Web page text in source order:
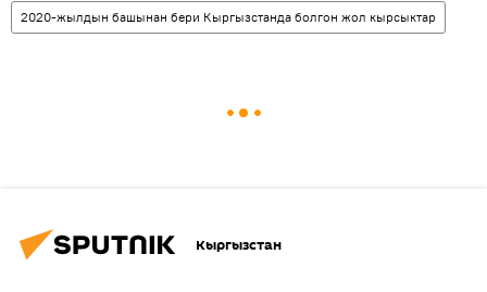
2020-жылдын башынан бери Кыргызстанда болгон жол кырсыктар
Кыргызстан